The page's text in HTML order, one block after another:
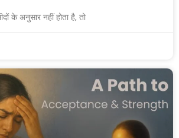
के अनुसार नहीं होता है, तो